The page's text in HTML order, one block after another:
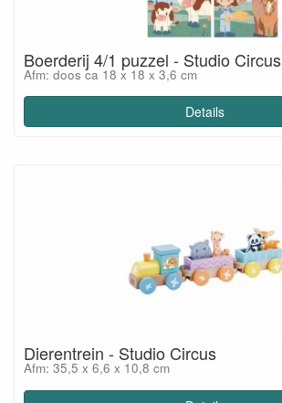
Boerderij 4/1 puzzel - Studio Circus
Afm: doos ca 18 x 18 x 3,6 cm
Details
Dierentrein - Studio Circus
Afm: 35,5 x 6,6 x 10,8 cm